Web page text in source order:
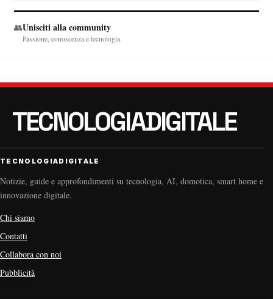
👥Unisciti alla community
Passione, conoscenza e tecnologia.
TECNOLOGIADIGITALE
Notizie, guide e approfondimenti su tecnologia, AI, domotica, smart home e
innovazione digitale.
Chi siamo
Contatti
Collabora con noi
Pubblicità